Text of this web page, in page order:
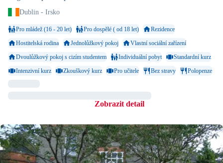
Dublin - Irsko
Pro mládež (16 - 20 let) Pro dospělé ( od 18 let)
Rezidence
Hostitelská rodina
Jednolůžkový pokoj
Vlastní sociální zařízení
Dvoulůžkový pokoj s cizím studentem
Individuální pobyt
Standardní kurz
Intenzivní kurz
Zkouškový kurz Pro učitele Bez stravy
Polopenze
Zobrazit detail